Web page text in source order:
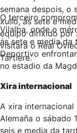
ofrecerá o
Celtae oNápoles,
no estadio Teofolo
hora, a G2
Deportivo
, desde
Ferraris.
• A cobertura da
coa retransmisión
Trofeo Teresa
semana despois, o
xullo, ás sete e
equipo dirixido por
visitará o Real
Tartiere.
O terceiro
Vilalba, onde o
ás sete e media da
Deportivo
no estadio da
Xira internacional
A xira internacional
Alemaña o sábado
seis e media da